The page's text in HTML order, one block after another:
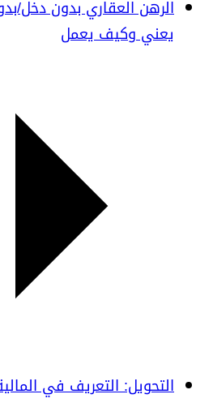
يعني وكيف يعمل
التحويل: التعريف في